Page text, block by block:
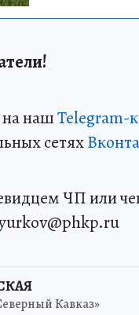
нашTelegram-
сетях
ЧП или
Кавказ»